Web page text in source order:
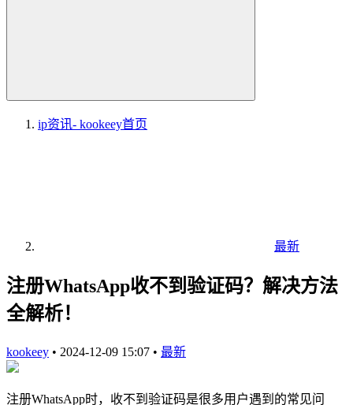
ip资讯- kookeey首页
最新
注册WhatsApp收不到验证码？解决方法
全解析！
kookeey • 2024-12-09 15:07 • 最新
注册WhatsApp时，收不到验证码是很多用户遇到的常见问